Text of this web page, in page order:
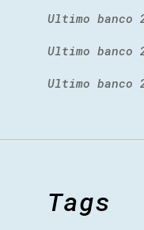
Ultimo banco
Ultimo
Ultimo banco
Tags